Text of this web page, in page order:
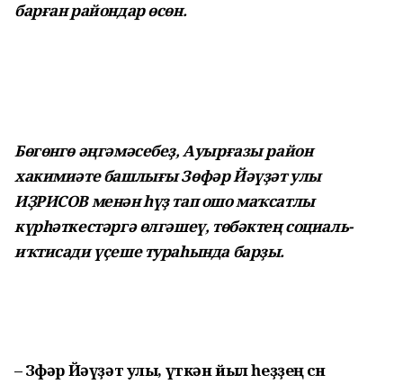
барған райондар өсөн.
Бөгөнгө әңгәмәсебеҙ, Ауырғазы ра­йон
хакимиәте башлығы Зөфәр Йәүҙәт улы
ИҘРИСОВ менән һүҙ тап ошо маҡсатлы
күрһәткестәргә өлгәшеү, төбәктең социаль-
иҡтисади үҫеше тураһында барҙы.
– Зөфәр Йәүҙәт улы, үткән йыл һеҙҙең өсөн